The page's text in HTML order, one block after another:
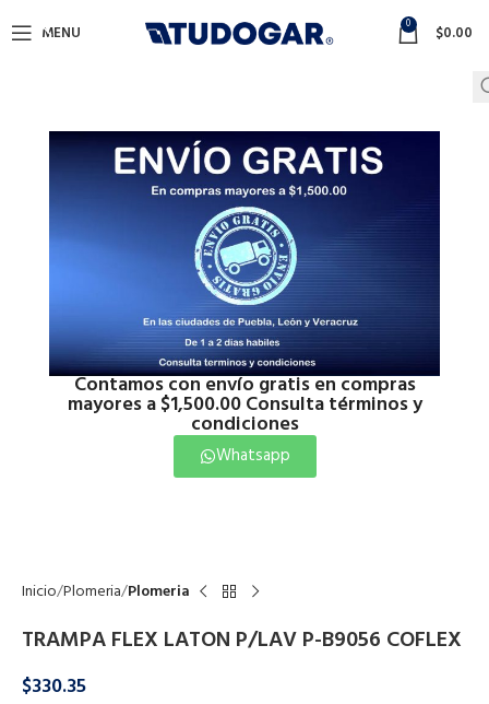
Contamos con envío gratis en compras
mayores a $1,500.00 Consulta términos y
condiciones
Whatsapp
MENU 0 $0.00
Inicio Plomeria Plomeria
TRAMPA FLEX LATON P/LAV P-B9056 COFLEX
$330.35